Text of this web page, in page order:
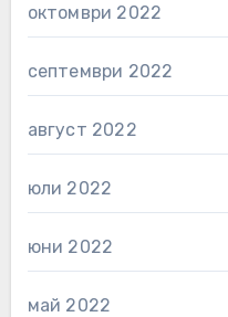
октомври 2022
септември 2022
август 2022
юли 2022
юни 2022
май 2022